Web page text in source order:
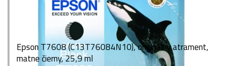
Epson T7608 (C13T76084N10), originálny atrament,
matne čierny, 25,9 ml